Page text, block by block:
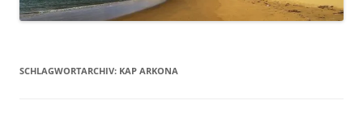
SCHLAGWORTARCHIV: KAP ARKONA